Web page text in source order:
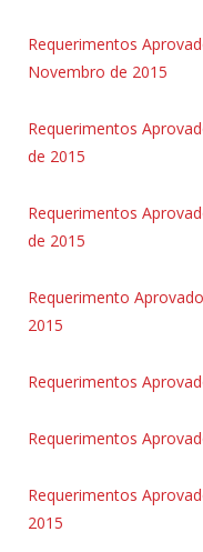
Requerimentos
Novembro de 2015
Requerimentos
de 2015
Requerimentos
de 2015
Requerimento
2015
Requerimentos
Requerimentos
Requerimentos
2015